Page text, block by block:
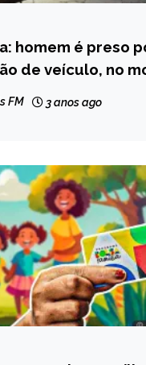
homem é preso
de veículo, no
FM 3 anos ago